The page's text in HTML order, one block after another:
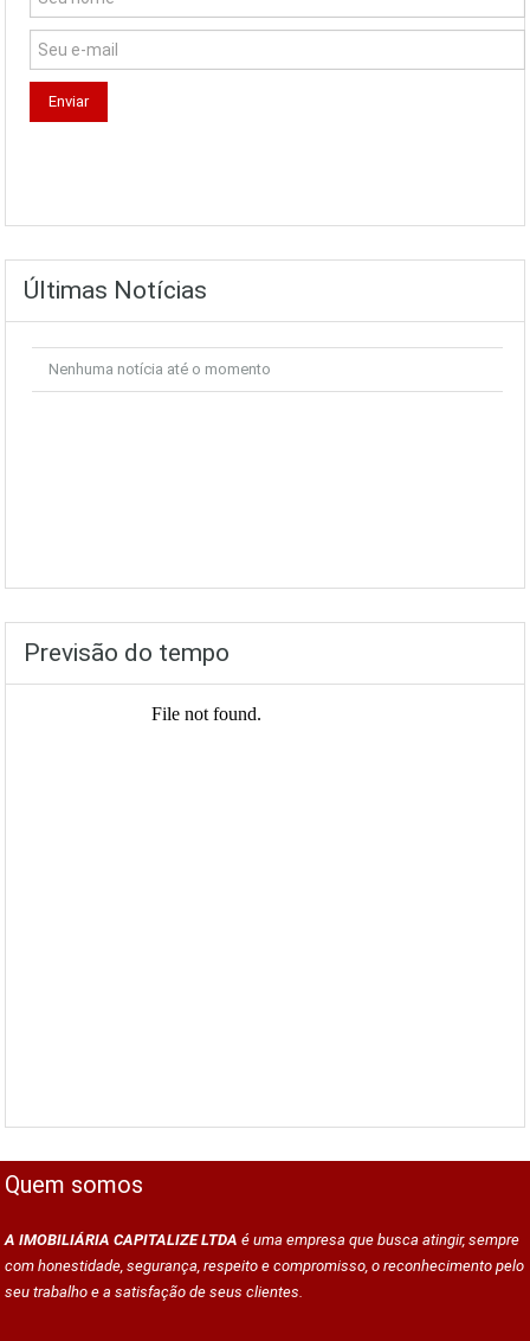
Últimas Notícias
Nenhuma notícia até o momento
Previsão do tempo
Quem somos
A IMOBILIÁRIA CAPITALIZE LTDA é uma empresa que busca atingir, sempre
com honestidade, segurança, respeito e compromisso, o reconhecimento pelo
seu trabalho e a satisfação de seus clientes.